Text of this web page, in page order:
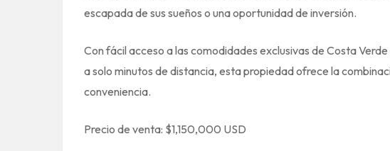
escapada de sus sueños o una oportunidad de inversión.
Con fácil acceso a las comodidades exclusivas de Costa
a solo minutos de distancia, esta propiedad ofrece la
conveniencia.
Precio de venta: $1,150,000 USD